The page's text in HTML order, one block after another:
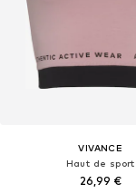
VIVANCE
Haut de sport
26,99 €